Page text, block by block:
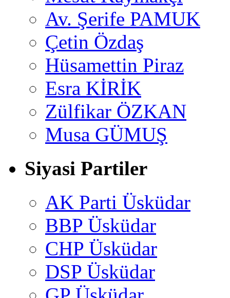
Av. Şerife PAMUK
Çetin Özdaş
Hüsamettin Piraz
Esra KİRİK
Zülfikar ÖZKAN
Musa GÜMUŞ
Siyasi Partiler
AK Parti Üsküdar
BBP Üsküdar
CHP Üsküdar
DSP Üsküdar